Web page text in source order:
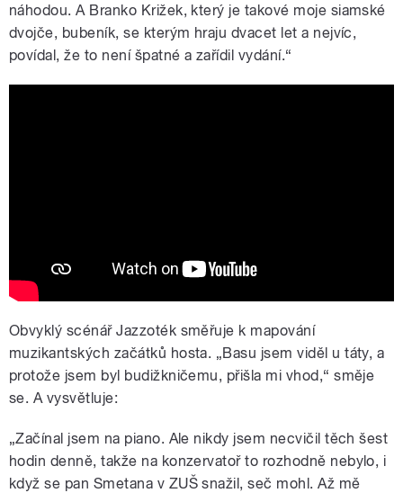
náhodou. A Branko Križek, který je takové moje siamské
dvojče, bubeník, se kterým hraju dvacet let a nejvíc,
povídal, že to není špatné a zařídil vydání.“
Obvyklý scénář Jazzoték směřuje k mapování
muzikantských začátků hosta. „Basu jsem viděl u táty, a
protože jsem byl budižkničemu, přišla mi vhod,“ směje
se. A vysvětluje:
„Začínal jsem na piano. Ale nikdy jsem necvičil těch šest
hodin denně, takže na konzervatoř to rozhodně nebylo, i
když se pan Smetana v ZUŠ snažil, seč mohl. Až mě